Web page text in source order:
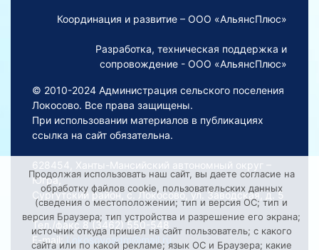
Координация и развитие – ООО «АльянсПлюс»
Разработка, техническая поддержка и
сопровождение - ООО «АльянсПлюс»
© 2010-2024 Администрация сельского поселения
Локосово. Все права защищены.
При использовании материалов в публикациях
ссылка на сайт обязательна.
628454, Ханты-Мансийский автономный округ –
Югра,
Сургутский район, с. Локосово, ул. Заводская, д. 5
Тел./факс 8 (3462) 550-548
E-mail:
Lokosovoadm@mail.ru
Продолжая использовать наш сайт, вы даете согласие на
обработку файлов cookie, пользовательских данных
(сведения о местоположении; тип и версия ОС; тип и
версия Браузера; тип устройства и разрешение его экрана;
источник откуда пришел на сайт пользователь; с какого
сайта или по какой рекламе; язык ОС и Браузера; какие